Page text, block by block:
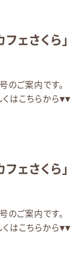
ェさくら」
ご案内です。
はこちらから▼▼
ェさくら」
ご案内です。
はこちらから▼▼